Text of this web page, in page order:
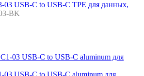
03 USB-C to USB-C TPE для данных,
BK